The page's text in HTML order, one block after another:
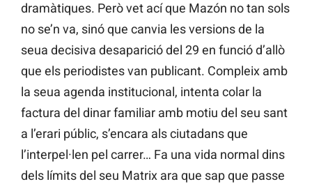
dramàtiques. Però vet ací que Mazón no tan sols
no se’n va, sinó que canvia les versions de la
seua decisiva desaparició del 29 en funció d’allò
que els periodistes van publicant. Compleix amb
la seua agenda institucional, intenta colar la
factura del dinar familiar amb motiu del seu sant
a l’erari públic, s’encara als ciutadans que
l’interpel·len pel carrer… Fa una vida normal dins
dels límits del seu Matrix ara que sap que passe